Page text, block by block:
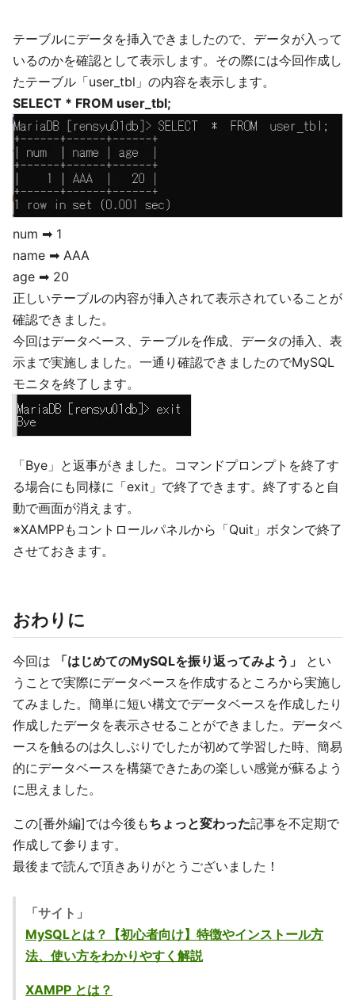
テーブルにデータを挿入できましたので、データが入って
いるのかを確認として表示します。その際には今回作成し
たテーブル「user_tbl」の内容を表示します。
SELECT * FROM user_tbl;
num ➡ 1
name ➡ AAA
age ➡ 20
正しいテーブルの内容が挿入されて表示されていることが
確認できました。
今回はデータベース、テーブルを作成、データの挿入、表
示まで実施しました。一通り確認できましたのでMySQL
モニタを終了します。
「Bye」と返事がきました。コマンドプロンプトを終了す
る場合にも同様に「exit」で終了できます。終了すると自
動で画面が消えます。
※XAMPPもコントロールパネルから「Quit」ボタンで終了
させておきます。
おわりに
今回は 「はじめてのMySQLを振り返ってみよう」
とい
うことで実際にデータベースを作成するところから実施し
てみました。簡単に短い構文でデータベースを作成したり
作成したデータを表示させることができました。データベ
ースを触るのは久しぶりでしたが初めて学習した時、簡易
的にデータベースを構築できたあの楽しい感覚が蘇るよう
に思えました。
この[番外編]では今後もちょっと変わった記事を不定期で
作成して参ります。
最後まで読んで頂きありがとうございました！
「サイト」
MySQLとは？【初心者向け】特徴やインストール方
法、使い方をわかりやすく解説
XAMPP とは？